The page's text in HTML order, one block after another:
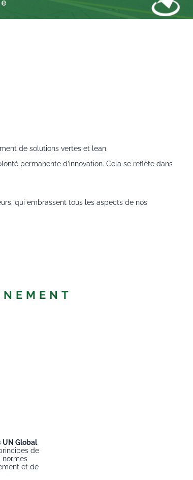
de solutions vertes et lean.
permanente d’innovation. Cela se reflète dans
qui embrassent tous les aspects de nos
UN Global
de
normes
et de